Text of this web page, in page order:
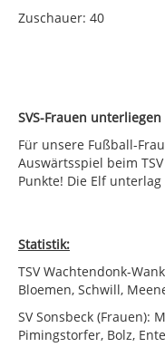
Zuschauer: 40
SVS-Frauen
Für unsere Fußball-
Auswärtsspiel beim
Punkte! Die Elf
Statistik:
TSV Wachtendonk-
Bloemen, Schwill,
SV Sonsbeck (Frauen):
Pimingstorfer, Bolz,